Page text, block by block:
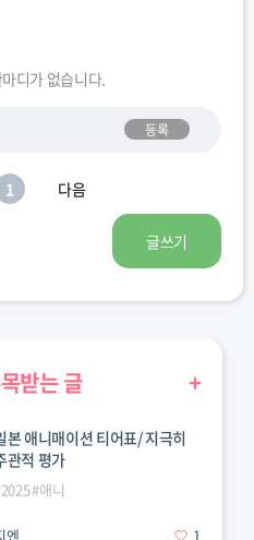
디가 없습니다.
등록
1 다음
글쓰기
받는 글 +
본 애니매이션 티어표/ 지극히
관적 평가
2025#애니
엔 1